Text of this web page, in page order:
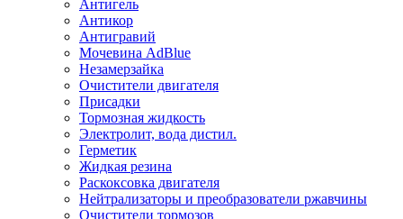
Антигель
Антикор
Антигравий
Мочевина AdBlue
Незамерзайка
Очистители двигателя
Присадки
Тормозная жидкость
Электролит, вода дистил.
Герметик
Жидкая резина
Раскоксовка двигателя
Нейтрализаторы и преобразователи ржавчины
Очистители тормозов